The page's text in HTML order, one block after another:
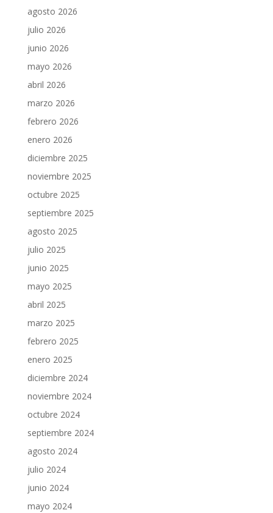
agosto 2026
julio 2026
junio 2026
mayo 2026
abril 2026
marzo 2026
febrero 2026
enero 2026
diciembre 2025
noviembre 2025
octubre 2025
septiembre 2025
agosto 2025
julio 2025
junio 2025
mayo 2025
abril 2025
marzo 2025
febrero 2025
enero 2025
diciembre 2024
noviembre 2024
octubre 2024
septiembre 2024
agosto 2024
julio 2024
junio 2024
mayo 2024